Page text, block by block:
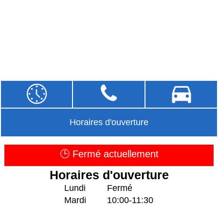
Horaires d'ouverture
🕒 Fermé actuellement
Horaires d'ouverture
Lundi
Fermé
Mardi
10:00-11:30